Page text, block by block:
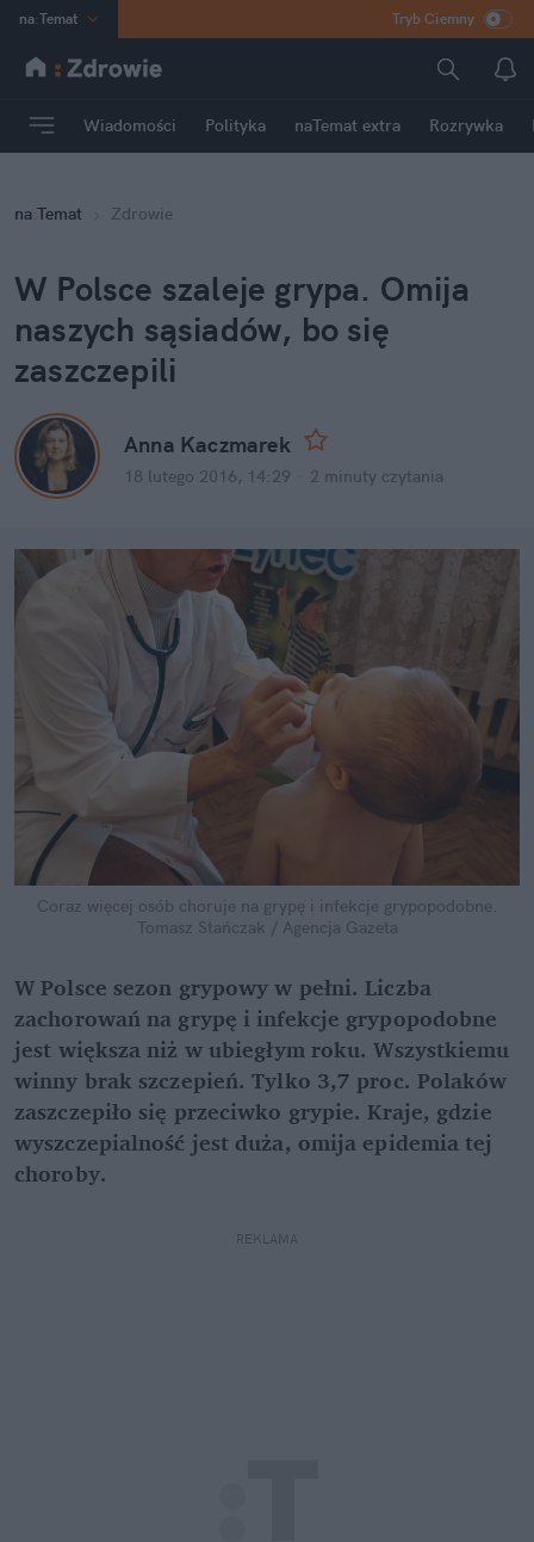
na:Temat
INN Poland
mama
Rozrywka
Tryb Ciemny
Wiadomości Polityka naTemat extra Rozrywka
na:Temat Zdrowie
W Polsce szaleje grypa. Omija
naszych sąsiadów, bo się
zaszczepili
Anna Kaczmarek
18 lutego 2016, 14:29 2 minuty czytania
Coraz więcej osób choruje na grypę i infekcje grypopodobne.
Tomasz Stańczak / Agencja Gazeta
W Polsce sezon grypowy w pełni. Liczba
zachorowań na grypę i infekcje grypopodobne
jest większa niż w ubiegłym roku. Wszystkiemu
winny brak szczepień. Tylko 3,7 proc. Polaków
zaszczepiło się przeciwko grypie. Kraje, gdzie
wyszczepialność jest duża, omija epidemia tej
choroby.
REKLAMA